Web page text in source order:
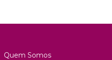
Quem Somos